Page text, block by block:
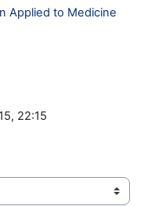
Applied to Medicine
22:15